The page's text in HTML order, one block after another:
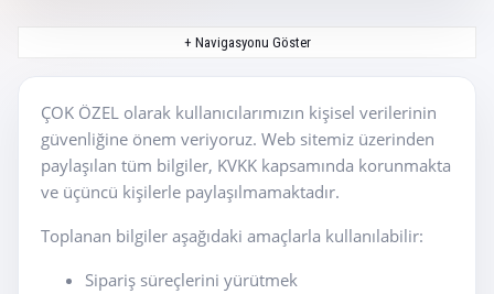
+ Navigasyonu Göster
ÇOK ÖZEL olarak kullanıcılarımızın kişisel verilerinin
güvenliğine önem veriyoruz. Web sitemiz üzerinden
paylaşılan tüm bilgiler, KVKK kapsamında korunmakta
ve üçüncü kişilerle paylaşılmamaktadır.
Toplanan bilgiler aşağıdaki amaçlarla kullanılabilir:
Sipariş süreçlerini yürütmek